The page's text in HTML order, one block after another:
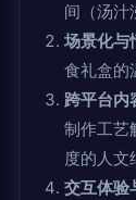
间（汤汁
场景化与
食礼盒的
跨平台内
制作工艺
度的人文
交互体验